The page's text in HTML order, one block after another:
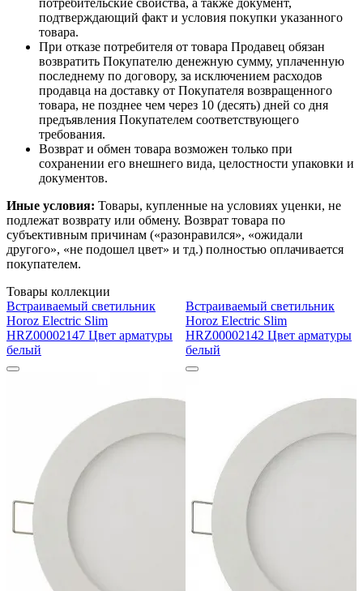
потребительские свойства, а также документ,
подтверждающий факт и условия покупки указанного
товара.
При отказе потребителя от товара Продавец обязан
возвратить Покупателю денежную сумму, уплаченную
последнему по договору, за исключением расходов
продавца на доставку от Покупателя возвращенного
товара, не позднее чем через 10 (десять) дней со дня
предъявления Покупателем соответствующего
требования.
Возврат и обмен товара возможен только при
сохранении его внешнего вида, целостности упаковки и
документов.
Иные условия: Товары, купленные на условиях уценки, не
подлежат возврату или обмену. Возврат товара по
субъективным причинам («разонравился», «ожидали
другого», «не подошел цвет» и тд.) полностью оплачивается
покупателем.
Товары коллекции
Встраиваемый светильник
Horoz Electric Slim
HRZ00002147 Цвет арматуры
белый
Встраиваемый светильник
Horoz Electric Slim
HRZ00002142 Цвет арматуры
белый